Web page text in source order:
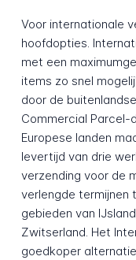
Voor internationale
hoofdopties.
met een
items zo snel
door de
Commercial
Europese landen
levertijd van drie
verzending voor de
verlengde termijnen
gebieden van
Zwitserland. Het
goedkoper